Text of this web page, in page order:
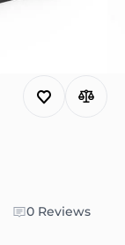
0 Reviews